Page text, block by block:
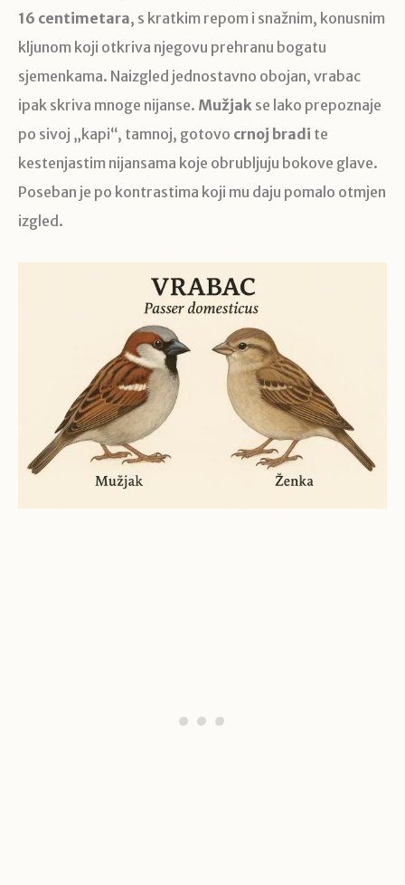
16 centimetara, s kratkim repom i snažnim, konusnim
kljunom koji otkriva njegovu prehranu bogatu
sjemenkama. Naizgled jednostavno obojan, vrabac
ipak skriva mnoge nijanse. Mužjak se lako prepoznaje
po sivoj „kapi“, tamnoj, gotovo crnoj bradi te
kestenjastim nijansama koje obrubljuju bokove glave.
Poseban je po kontrastima koji mu daju pomalo otmjen
izgled.